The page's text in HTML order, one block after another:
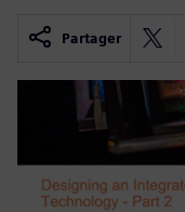
Partager